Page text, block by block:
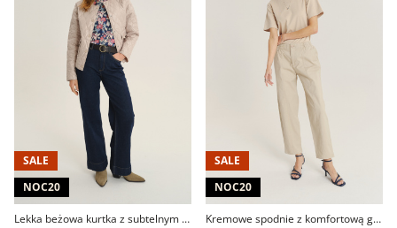
SALE
NOC20
Lekka beżowa kurtka z subtelnym pikowaniem
SALE
NOC20
Kremowe spodnie z komfortową gumką w talii